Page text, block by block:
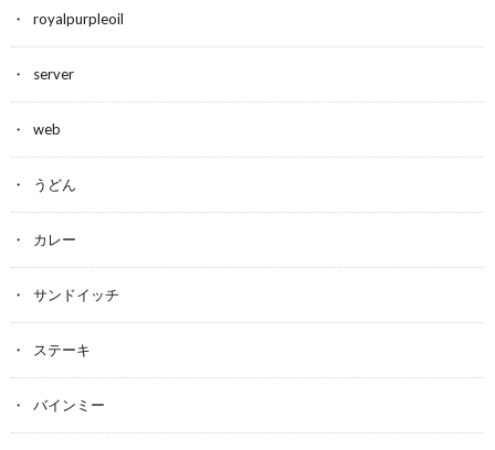
royalpurpleoil
server
web
うどん
カレー
サンドイッチ
ステーキ
バインミー